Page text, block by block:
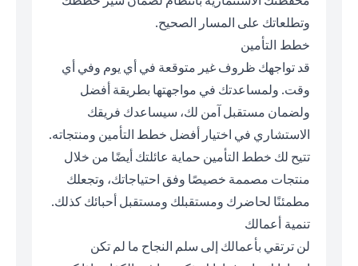
وتطلعاتك على المسار الصحيح.
خطط التأمين
قد تواجهك ظروف غير متوقعة في أي يوم وفي أي
وقت. ولمساعدتك في مواجهتها بطريقة أفضل
ولضمان مستقبل آمن لك، سيساعدك فريقك
الاستشاري في اختيار أفضل خطط التأمين ومنتجاته.
تتيح لك خطط التأمين حماية عائلتك أيضًا من خلال
منتجات مصممة خصيصًا وفق احتياجاتك، وتجعلك
مطمئنًا لحاضرك ومستقبلك ومستقبل أحبائك كذلك.
تنمية أعمالك
لن ترتقي بأعمالك إلى سلم النجاح ما لم تكن